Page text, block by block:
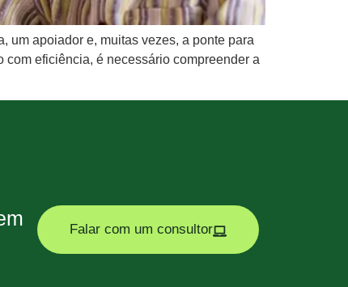
um apoiador e, muitas vezes, a ponte para
eficiência, é necessário compreender a
Falar com um consultor